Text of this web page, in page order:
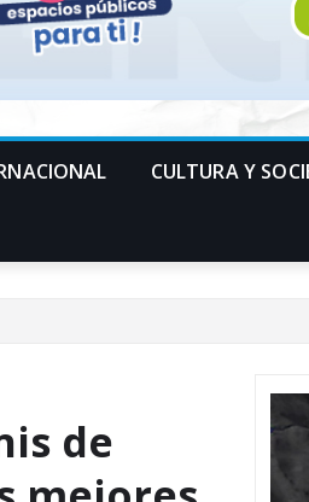
CULTURA Y
de